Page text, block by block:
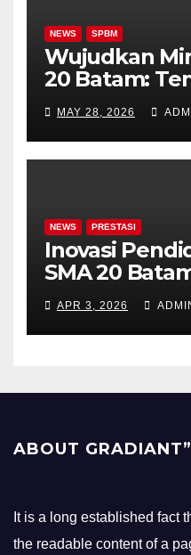
NEWS SPBM
Wujudkan
20 Batam:
MAY 28, 2026
NEWS PRESTASI
Inovasi
SMA 20
Olahraga!
APR 3, 2026
ABOUT GRADIANT”
It is a long established fact
the readable content of a